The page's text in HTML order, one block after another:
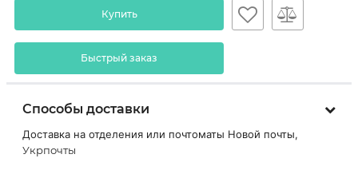
Купить
Быстрый заказ
Способы доставки
Доставка на отделения или почтоматы Новой почты,
Укрпочты